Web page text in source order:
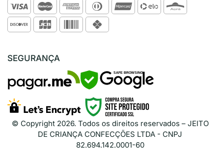
SEGURANÇA
SAFE BROWSING
© Copyright 2026. Todos os direitos reservados – JEITO
DE CRIANÇA CONFECÇÕES LTDA - CNPJ
82.694.142.0001-60